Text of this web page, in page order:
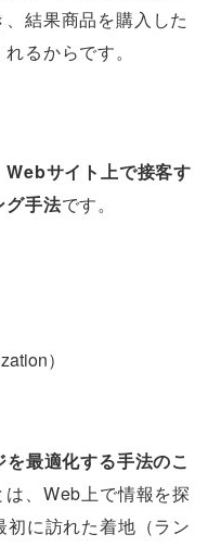
結果商品を購入した
るからです。
Webサイト上で接客す
グ手法です。
）
最適化する手法のこ
は、Web上で情報を探
に訪れた着地（ラン